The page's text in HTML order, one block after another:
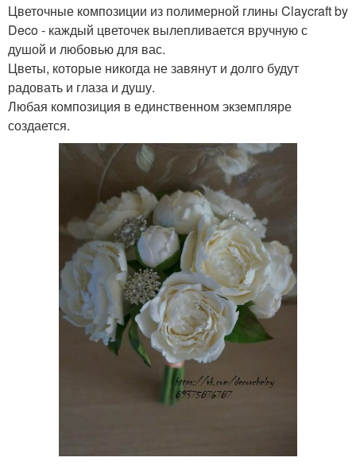
Цветочные композиции из полимерной глины Claycraft by
Deco - каждый цветочек вылепливается вручную с
душой и любовью для вас.
Цветы, которые никогда не завянут и долго будут
радовать и глаза и душу.
Любая композиция в единственном экземпляре
создается.